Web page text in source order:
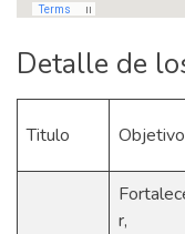
Detalle de
Titulo Objetivo
r,